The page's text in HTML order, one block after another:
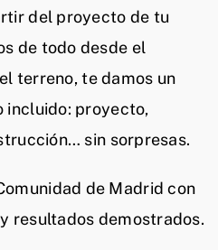
del proyecto de tu
de todo desde el
terreno, te damos un
incluido: proyecto,
sin sorpresas.
de Madrid con
resultados demostrados.